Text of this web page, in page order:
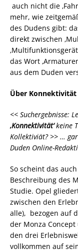
auch nicht die
mehr, wie
des Dudens gibt:
direkt zwischen
das Wort
aus dem Duden
Über
<< Suchergebnisse:
‚Konnektivität‘keine
Kollektiviät? >> …
Duden Online-
So scheint das
Beschreibung des
Studie. Opel
zwischen den
alle), bezogen auf
der Monza
den drei
vollkommen auf